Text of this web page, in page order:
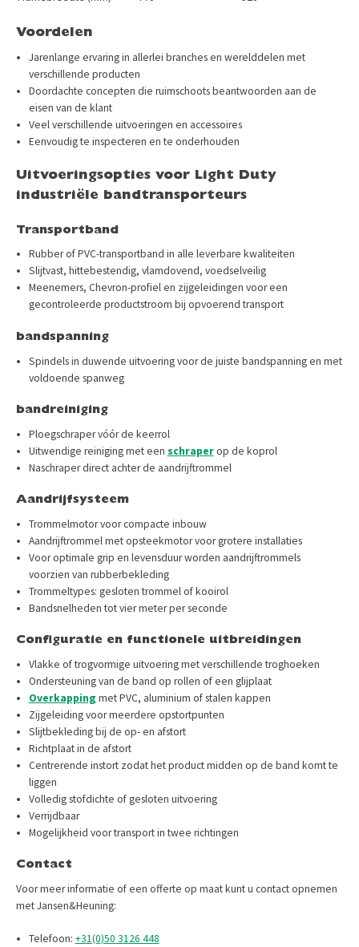
Voordelen
Jarenlange ervaring in allerlei branches en werelddelen met
verschillende producten
Doordachte concepten die ruimschoots beantwoorden aan de
eisen van de klant
Veel verschillende uitvoeringen en accessoires
Eenvoudig te inspecteren en te onderhouden
Uitvoeringsopties voor Light Duty
industriële bandtransporteurs
Transportband
Rubber of PVC-transportband in alle leverbare kwaliteiten
Slijtvast, hittebestendig, vlamdovend, voedselveilig
Meenemers, Chevron-profiel en zijgeleidingen voor een
gecontroleerde productstroom bij opvoerend transport
bandspanning
Spindels in duwende uitvoering voor de juiste bandspanning en met
voldoende spanweg
bandreiniging
Ploegschraper vóór de keerrol
Uitwendige reiniging met een schraperop de koprol
Naschraper direct achter de aandrijftrommel
Aandrijfsysteem
Trommelmotor voor compacte inbouw
Aandrijftrommel met opsteekmotor voor grotere installaties
Voor optimale grip en levensduur worden aandrijftrommels
voorzien van rubberbekleding
Trommeltypes: gesloten trommel of kooirol
Bandsnelheden tot vier meter per seconde
Configuratie en functionele uitbreidingen
Vlakke of trogvormige uitvoering met verschillende troghoeken
Ondersteuning van de band op rollen of een glijplaat
Overkapping met PVC, aluminium of stalen kappen
Zijgeleiding voor meerdere opstortpunten
Slijtbekleding bij de op- en afstort
Richtplaat in de afstort
Centrerende instort zodat het product midden op de band komt te
liggen
Volledig stofdichte of gesloten uitvoering
Verrijdbaar
Mogelijkheid voor transport in twee richtingen
Contact
Voor meer informatie of een offerte op maat kunt u contact opnemen
met Jansen&Heuning:​
Telefoon: +31(0)50 3126 448